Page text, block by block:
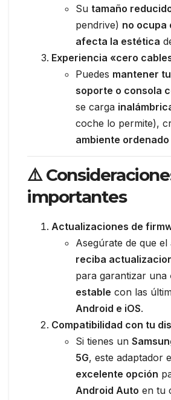
Su tamaño
pendrive) no ocupa
afecta la estética
Experiencia «cero
Puedes mantener
soporte o consola
se carga
coche lo permite),
ambiente
⚠️
importantes
Actualizaciones de
Asegúrate de que el
reciba
para garantizar una
estable con las
Android e iOS.
Compatibilidad con tu
Si tienes un
5G, este adaptador
excelente opción
Android Auto en tu